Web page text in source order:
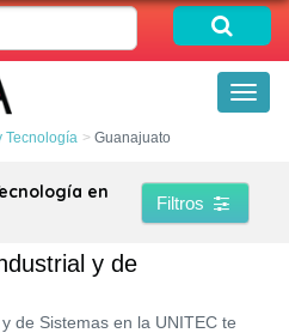
Tecnología Guanajuato
en
Filtros
y de
de Sistemas en la UNITEC te